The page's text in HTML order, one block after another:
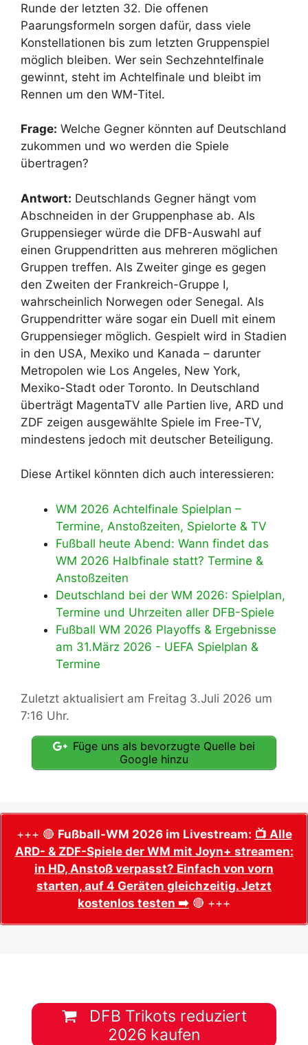
Runde der letzten 32. Die offenen
Paarungsformeln sorgen dafür, dass viele
Konstellationen bis zum letzten Gruppenspiel
möglich bleiben. Wer sein Sechzehntelfinale
gewinnt, steht im Achtelfinale und bleibt im
Rennen um den WM-Titel.
Frage: Welche Gegner könnten auf Deutschland
zukommen und wo werden die Spiele
übertragen?
Antwort: Deutschlands Gegner hängt vom
Abschneiden in der Gruppenphase ab. Als
Gruppensieger würde die DFB-Auswahl auf
einen Gruppendritten aus mehreren möglichen
Gruppen treffen. Als Zweiter ginge es gegen
den Zweiten der Frankreich-Gruppe I,
wahrscheinlich Norwegen oder Senegal. Als
Gruppendritter wäre sogar ein Duell mit einem
Gruppensieger möglich. Gespielt wird in Stadien
in den USA, Mexiko und Kanada – darunter
Metropolen wie Los Angeles, New York,
Mexiko-Stadt oder Toronto. In Deutschland
überträgt MagentaTV alle Partien live, ARD und
ZDF zeigen ausgewählte Spiele im Free-TV,
mindestens jedoch mit deutscher Beteiligung.
Diese Artikel könnten dich auch interessieren:
WM 2026 Achtelfinale Spielplan –
Termine, Anstoßzeiten, Spielorte & TV
Fußball heute Abend: Wann findet das
WM 2026 Halbfinale statt? Termine &
Anstoßzeiten
Deutschland bei der WM 2026: Spielplan,
Termine und Uhrzeiten aller DFB-Spiele
Fußball WM 2026 Playoffs & Ergebnisse
am 31.März 2026 - UEFA Spielplan &
Termine
Zuletzt aktualisiert am Freitag 3.Juli 2026 um
7:16 Uhr.
Füge uns als bevorzugte Quelle bei
Google hinzu
+++ 🔴 Fußball-WM 2026 im Livestream: 📺 Alle
ARD- & ZDF-Spiele der WM mit Joyn+ streamen:
in HD, Anstoß verpasst? Einfach von vorn
starten, auf 4 Geräten gleichzeitig. Jetzt
kostenlos testen ➡️ 🔴 +++
DFB Trikots reduziert
2026 kaufen